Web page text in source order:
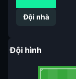
Đội nhà
Đội hình